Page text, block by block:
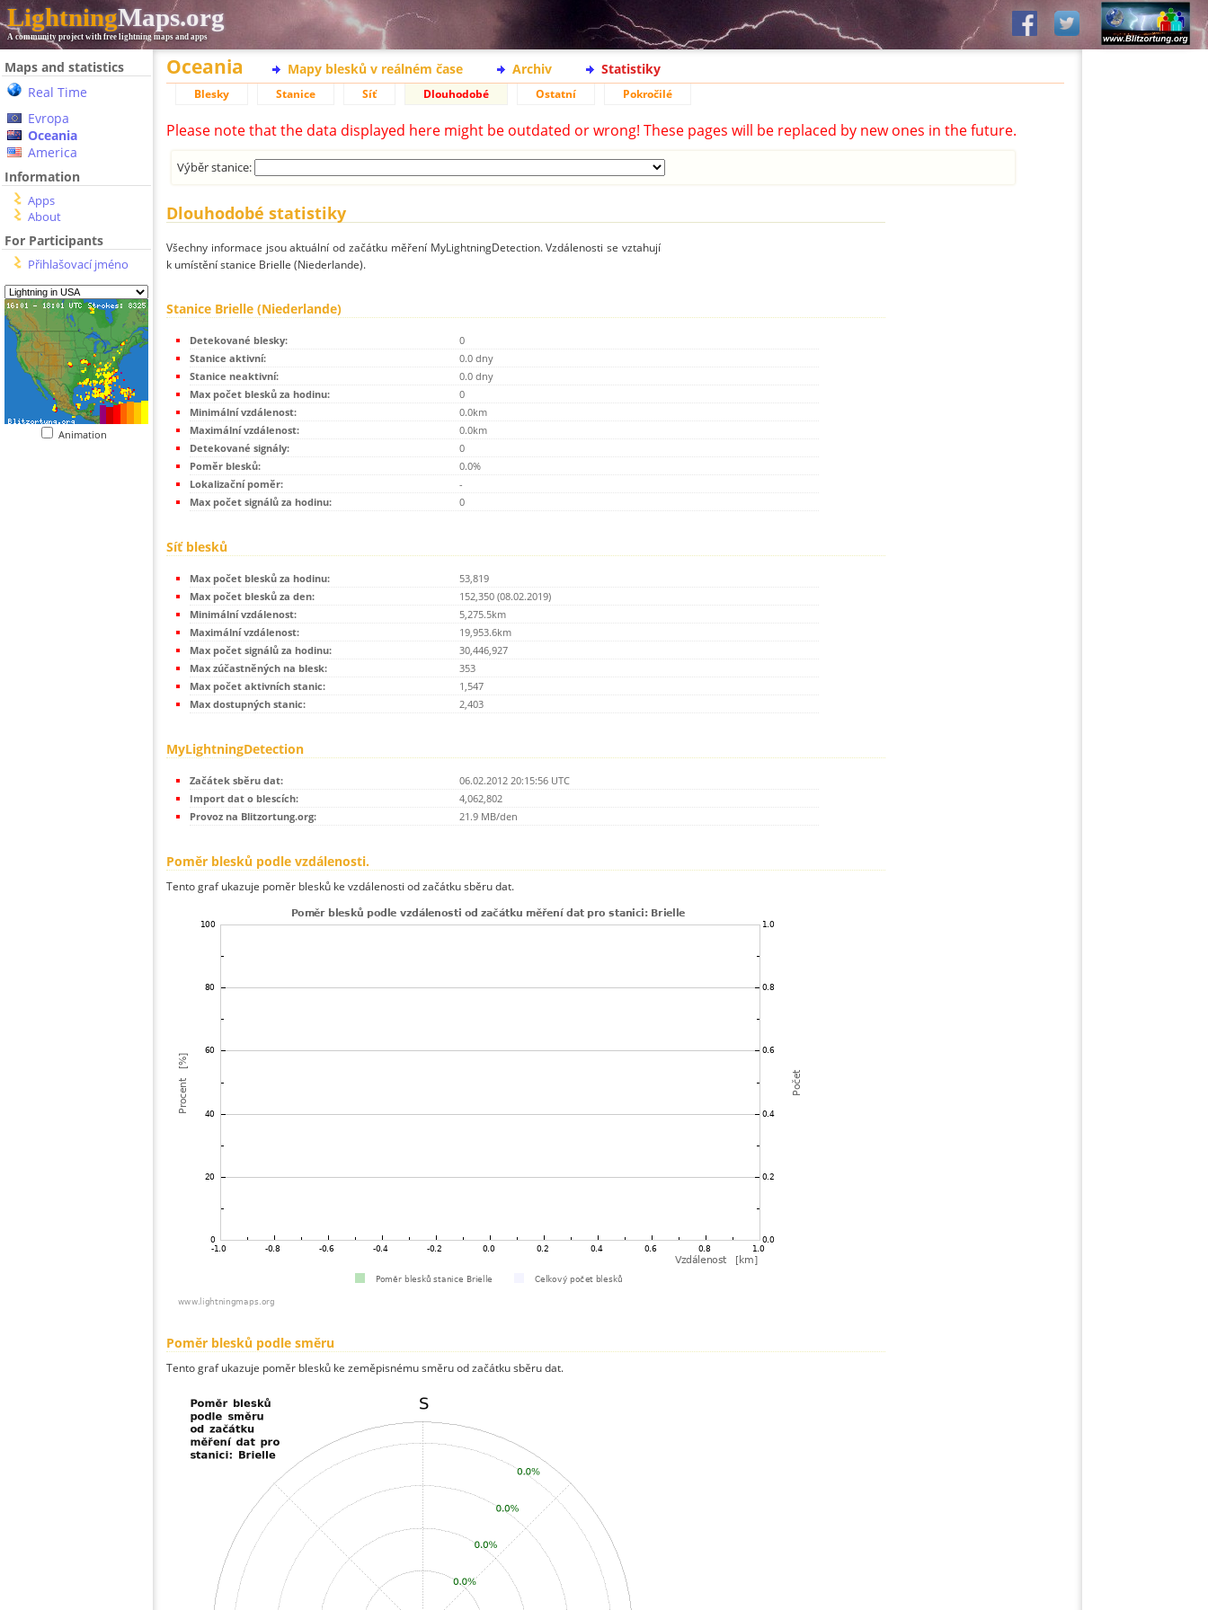
LightningMaps.org
A community project with free lightning maps and apps
Maps and statistics
Real Time
Evropa
Oceania
America
Information
Apps
About
For Participants
Přihlašovací jméno
Animation
Oceania Mapy blesků v reálném čase Archiv Statistiky
Blesky Stanice Síť Dlouhodobé Ostatní Pokročilé
Please note that the data displayed here might be outdated or wrong! These pages will be replaced by new ones in the future.
Výběr stanice:
Dlouhodobé statistiky
Všechny informace jsou aktuální od začátku měření MyLightningDetection. Vzdálenosti se vztahují
k umístění stanice Brielle (Niederlande).
Stanice Brielle (Niederlande)
Detekované blesky:
0
Stanice aktivní:
0.0 dny
Stanice neaktivní:
0.0 dny
Max počet blesků za hodinu:
0
Minimální vzdálenost:
0.0km
Maximální vzdálenost:
0.0km
Detekované signály:
0
Poměr blesků:
0.0%
Lokalizační poměr:
-
Max počet signálů za hodinu:
0
Síť blesků
Max počet blesků za hodinu:
53,819
Max počet blesků za den:
152,350 (08.02.2019)
Minimální vzdálenost:
5,275.5km
Maximální vzdálenost:
19,953.6km
Max počet signálů za hodinu:
30,446,927
Max zúčastněných na blesk:
353
Max počet aktivních stanic:
1,547
Max dostupných stanic:
2,403
MyLightningDetection
Začátek sběru dat:
06.02.2012 20:15:56 UTC
Import dat o blescích:
4,062,802
Provoz na Blitzortung.org:
21.9 MB/den
Poměr blesků podle vzdálenosti.
Tento graf ukazuje poměr blesků ke vzdálenosti od začátku sběru dat.
Poměr blesků podle směru
Tento graf ukazuje poměr blesků ke zeměpisnému směru od začátku sběru dat.